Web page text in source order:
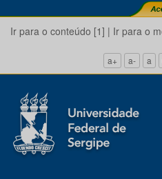
Ir para o conteúdo [1] | Ir para o
a+ a- a